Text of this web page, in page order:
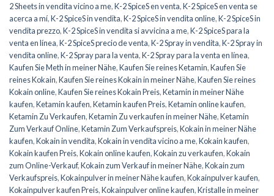
2 Sheets in vendita vicino a me,K-2 SpiceS en venta,K-2 SpiceS en venta se
acerca a mí,K-2 SpiceS in vendita,K-2 SpiceS in vendita online,K-2 SpiceS in
vendita prezzo,K-2 SpiceS in vendita si avvicina a me,K-2 SpiceS para la
venta en línea,K-2 SpiceS precio de venta,K-2 Spray in vendita,K-2 Spray in
vendita online,K-2 Spray para la venta,K-2 Spray para la venta en línea,
Kaufen Sie Meth in meiner Nähe,Kaufen Sie reines Ketamin,Kaufen Sie
reines Kokain,Kaufen Sie reines Kokain in meiner Nähe,Kaufen Sie reines
Kokain online,Kaufen Sie reines Kokain Preis,Ketamin in meiner Nähe
kaufen,Ketamin kaufen,Ketamin kaufen Preis,Ketamin online kaufen,
Ketamin Zu Verkaufen,Ketamin Zu verkaufen in meiner Nähe,Ketamin
Zum Verkauf Online,Ketamin Zum Verkaufspreis,Kokain in meiner Nähe
kaufen,Kokain in vendita,Kokain in vendita vicino a me,Kokain kaufen,
Kokain kaufen Preis,Kokain online kaufen,Kokain zu verkaufen,Kokain
zum Online-Verkauf,Kokain zum Verkauf in meiner Nähe,Kokain zum
Verkaufspreis,Kokainpulver in meiner Nähe kaufen,Kokainpulver kaufen,
Kokainpulver kaufen Preis,Kokainpulver online kaufen,Kristalle in meiner